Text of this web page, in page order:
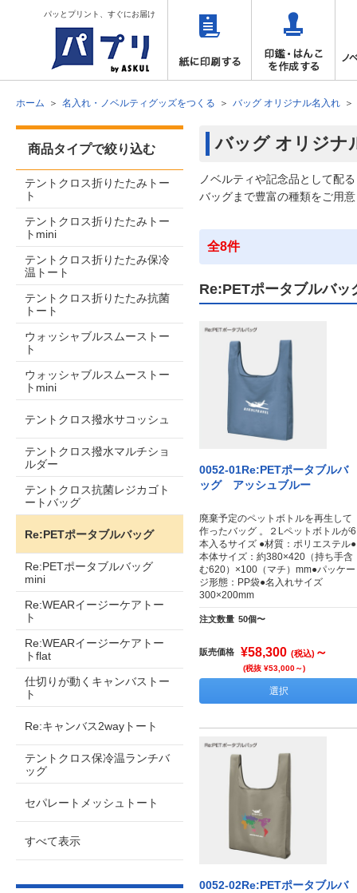
パッとプリント、すぐにお届け
ホーム 名入れ・ノベルティグッズをつくる バッグ オリジナル名入れ
バッグ オリジナ
ノベルティや記念品として配
バッグまで豊富の種類をご用
全8件
Re:PETポータブルバッ
0052-01Re:PETポータブルバ
ッグ アッシュブルー
廃棄予定のペットボトルを再生して
作ったバッグ 。２Lペットボトルが6
本入るサイズ ●材質：ポリエステル●
本体サイズ：約380×420（持ち手含
む620）×100（マチ）mm●パッケー
ジ形態：PP袋●名入れサイズ
300×200mm
注文数量 50個〜
販売価格 ¥58,300 (税込) ～
(税抜 ¥53,000～)
選択
0052-02Re:PETポータブルバ
商品タイプで絞り込む
テントクロス折りたたみトー
ト
テントクロス折りたたみトー
トmini
テントクロス折りたたみ保冷
温トート
テントクロス折りたたみ抗菌
トート
ウォッシャブルスムーストー
ト
ウォッシャブルスムーストー
トmini
テントクロス撥水サコッシュ
テントクロス撥水マルチショ
ルダー
テントクロス抗菌レジカゴト
ートバッグ
Re:PETポータブルバッグ
Re:PETポータブルバッグ
mini
Re:WEARイージーケアトー
ト
Re:WEARイージーケアトー
トflat
仕切りが動くキャンバストー
ト
Re:キャンバス2wayトート
テントクロス保冷温ランチバ
ッグ
セパレートメッシュトート
すべて表示